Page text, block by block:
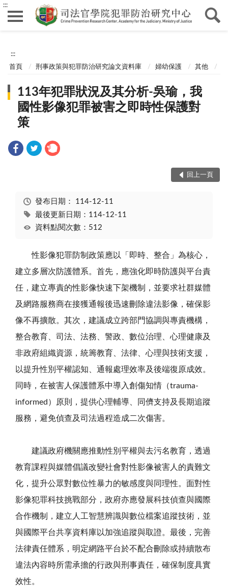
:::
:::
首頁 刑事政策與犯罪防治研究論文資料庫 婦幼保護 其他
113年犯罪狀況及其分析-吳瑜，我
國性影像犯罪被害之即時性保護對
策
回上一頁
發布日期： 114-12-11
最後更新日期：114-12-11
資料點閱次數：512
性影像犯罪防制政策應以「即時、整合」為核心，
建立多層次防護體系。首先，應強化即時防護與平台責
任，建立專責的性影像快速下架機制，並要求社群媒體
及網路服務商在接獲通報後迅速刪除違法影像，確保影
像不再擴散。其次，建議成立跨部門協調與專責機構，
整合教育、司法、法務、警政、數位治理、心理健康及
非政府組織資源，統籌教育、法律、心理與技術支援，
以提升性別平權認知、通報處理效率及後端復原成效。
同時，在被害人保護體系中導入創傷知情（trauma-
informed）原則，提供心理輔導、同儕支持及長期追蹤
服務，避免偵查及司法過程造成二次傷害。
建議政府機關應推動性別平權與去污名教育，透過
教育課程與媒體倡議改變社會對性影像被害人的責難文
化，提升公眾對數位性暴力的敏感度與同理性。面對性
影像犯罪科技挑戰部分，政府亦應發展科技偵查與國際
合作機制，建立人工智慧辨識與數位檔案追蹤技術，並
與國際平台共享資料庫以加強追蹤與取證。最後，完善
法律責任體系，明定網路平台於不配合刪除或持續散布
違法內容時所需承擔的行政與刑事責任，確保制度具實
效性。